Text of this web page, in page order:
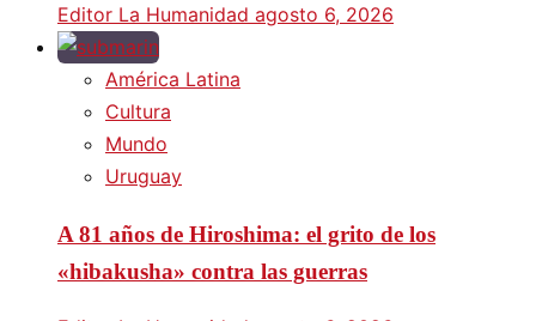
Editor La Humanidad agosto 6, 2026
América Latina
Cultura
Mundo
Uruguay
A 81 años de Hiroshima: el grito de los
«hibakusha» contra las guerras